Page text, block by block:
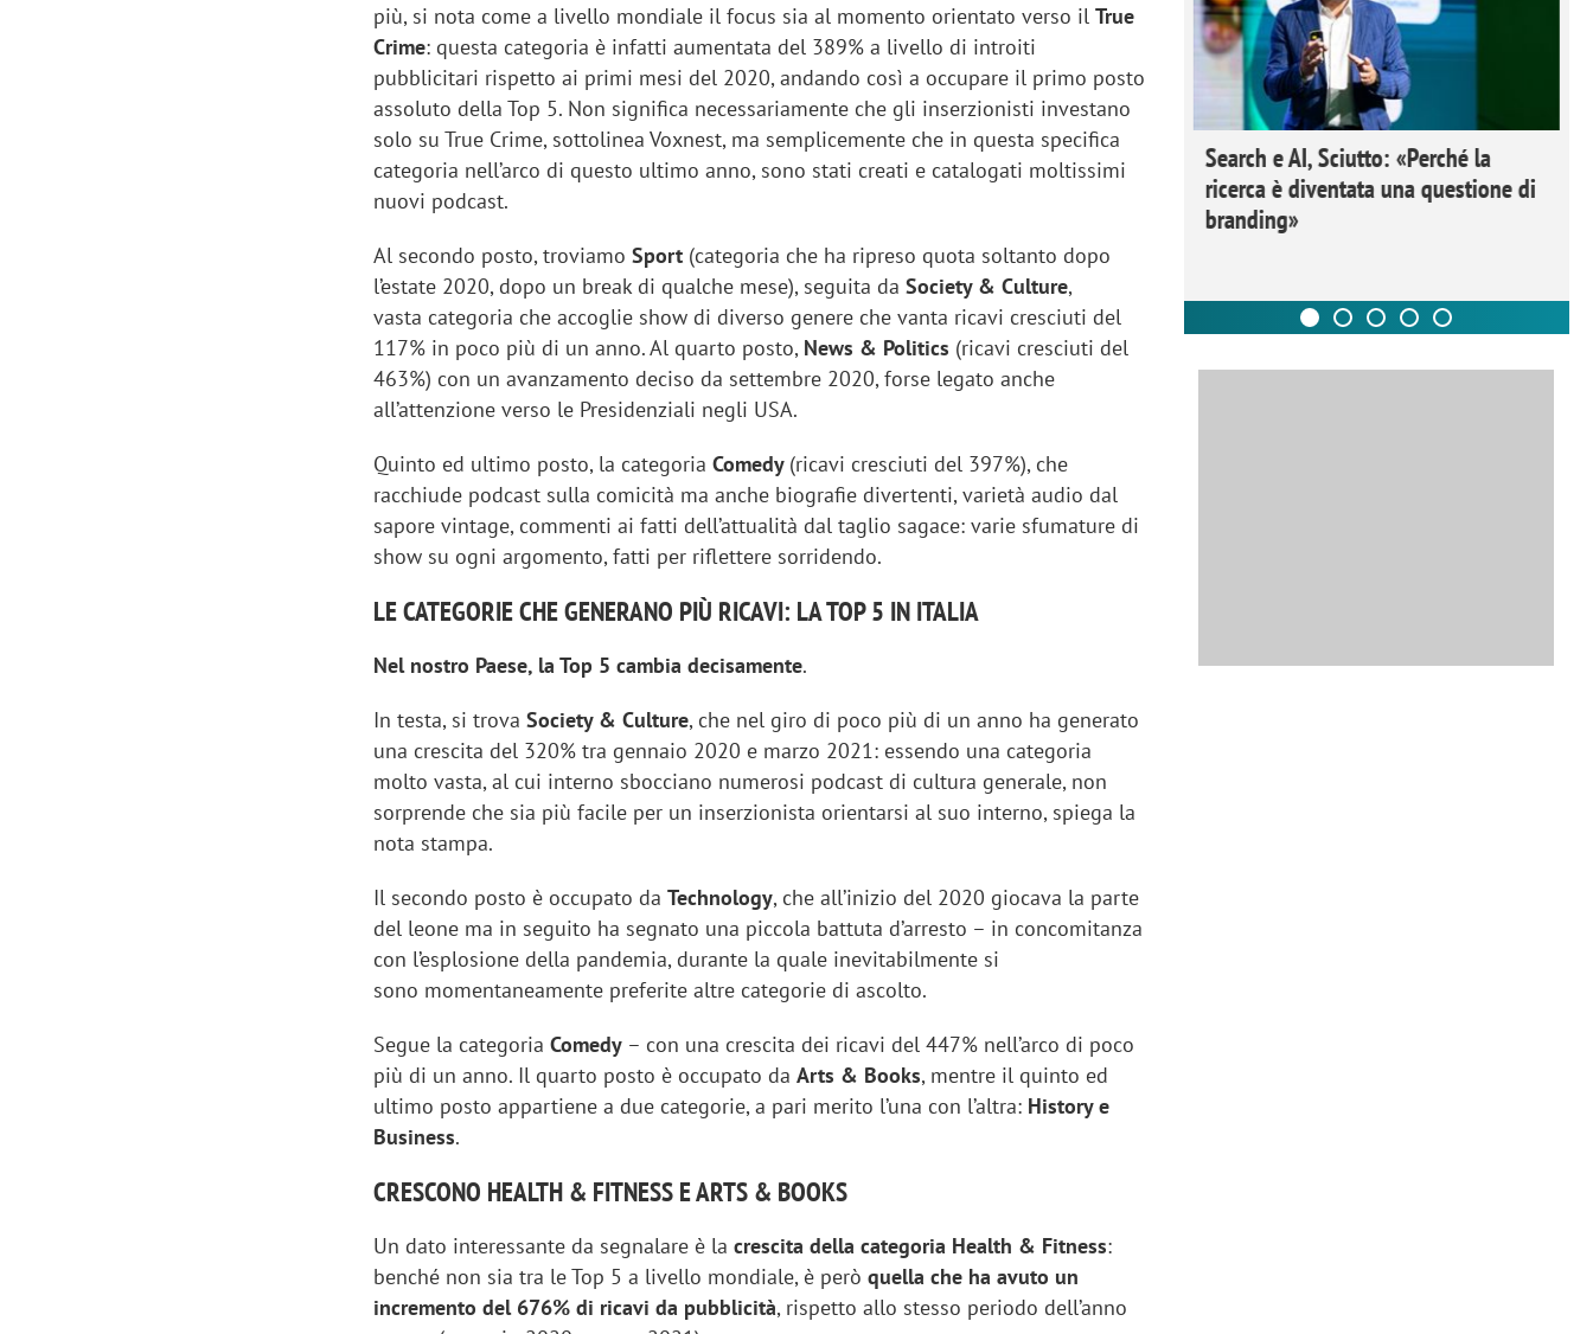
più, si nota come a livello mondiale il focus sia al momento orientato verso ilTrue
Crime: questa categoria è infatti aumentata del 389% a livello di introiti
pubblicitari rispetto ai primi mesi del 2020, andando così a occupare il primo posto
assoluto della Top 5. Non significa necessariamente che gli inserzionisti investano
solo su True Crime, sottolinea Voxnest, ma semplicemente che in questa specifica
categoria nell’arco di questo ultimo anno, sono stati creati e catalogati moltissimi
nuovi podcast.
Al secondo posto, troviamoSport (categoria che ha ripreso quota soltanto dopo
l’estate 2020, dopo un break di qualche mese), seguita daSociety & Culture,
vasta categoria che accoglie show di diverso genere che vanta ricavi cresciuti del
117% in poco più di un anno. Al quarto posto, News & Politics (ricavi cresciuti del
463%) con un avanzamento deciso da settembre 2020, forse legato anche
all’attenzione verso le Presidenziali negli USA.
Quinto ed ultimo posto, la categoriaComedy (ricavi cresciuti del 397%), che
racchiude podcast sulla comicità ma anche biografie divertenti, varietà audio dal
sapore vintage, commenti ai fatti dell’attualità dal taglio sagace: varie sfumature di
show su ogni argomento, fatti per riflettere sorridendo.
LE CATEGORIE CHE GENERANO PIÙ RICAVI: LA TOP 5 IN ITALIA
Nel nostro Paese, la Top 5 cambia decisamente.
In testa, si trovaSociety & Culture, che nel giro di poco più di un anno ha generato
una crescita del 320% tra gennaio 2020 e marzo 2021: essendo una categoria
molto vasta, al cui interno sbocciano numerosi podcast di cultura generale, non
sorprende che sia più facile per un inserzionista orientarsi al suo interno, spiega la
nota stampa.
Il secondo posto è occupato daTechnology, che all’inizio del 2020 giocava la parte
del leone ma in seguito ha segnato una piccola battuta d’arresto – in concomitanza
con l’esplosione della pandemia, durante la quale inevitabilmente si
sono momentaneamente preferite altre categorie di ascolto.
Segue la categoriaComedy – con una crescita dei ricavi del 447% nell’arco di poco
più di un anno. Il quarto posto è occupato daArts & Books, mentre il quinto ed
ultimo posto appartiene a due categorie, a pari merito l’una con l’altra: History e
Business.
CRESCONO HEALTH & FITNESS E ARTS & BOOKS
Un dato interessante da segnalare è lacrescita della categoria Health & Fitness:
benché non sia tra le Top 5 a livello mondiale, è peròquella che ha avuto un
incremento del 676% di ricavi da pubblicità, rispetto allo stesso periodo dell’anno
comunicazione crea un brand food:
Emanuele Viora di Deloitte Digital:
«La creatività resta centrale, l’AI deve
amplificare il talento»
Ricerche di mercato. Neri, Ipsos
Doxa: «Non basta più descrivere i
tradurli in azioni»
Search e AI, Sciutto: «Perché la
ricerca è diventata una questione di
branding»